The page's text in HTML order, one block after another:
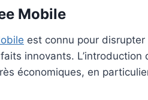
Mobile
est connu pour
innovants. L’introduction
économiques, en